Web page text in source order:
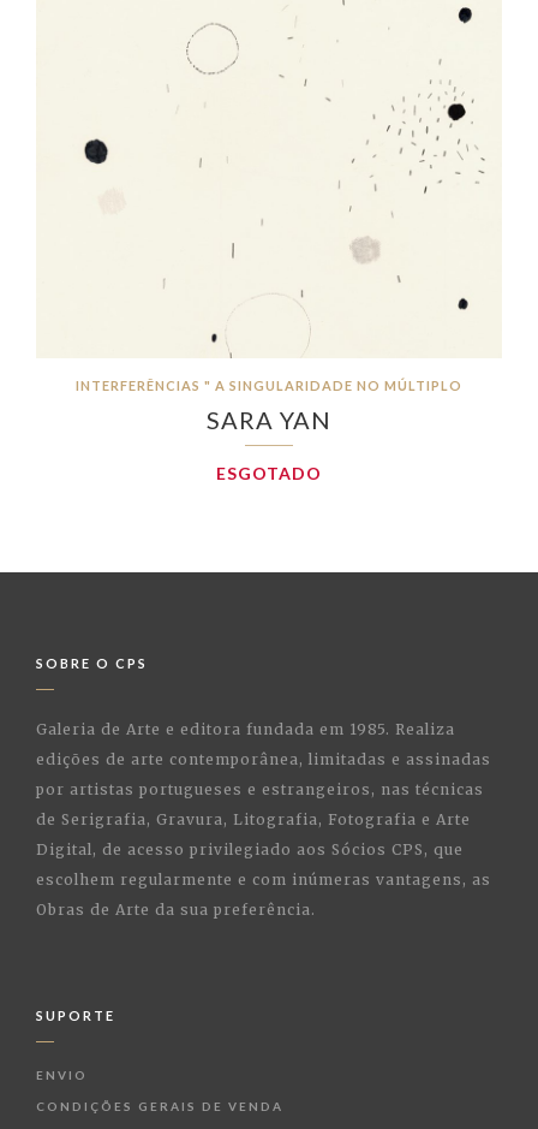
INTERFERÊNCIAS " A SINGULARIDADE NO MÚLTIPLO
SARA YAN
ESGOTADO
SOBRE O CPS
Galeria de Arte e editora fundada em 1985. Realiza
edições de arte contemporânea, limitadas e assinadas
por artistas portugueses e estrangeiros, nas técnicas
de Serigrafia, Gravura, Litografia, Fotografia e Arte
Digital, de acesso privilegiado aos Sócios CPS, que
escolhem regularmente e com inúmeras vantagens, as
Obras de Arte da sua preferência.
SUPORTE
ENVIO
CONDIÇÕES GERAIS DE VENDA